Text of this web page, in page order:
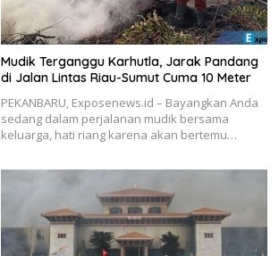
Mudik Terganggu Karhutla, Jarak Pandang
di Jalan Lintas Riau-Sumut Cuma 10 Meter
PEKANBARU, Exposenews.id – Bayangkan Anda
sedang dalam perjalanan mudik bersama
keluarga, hati riang karena akan bertemu…